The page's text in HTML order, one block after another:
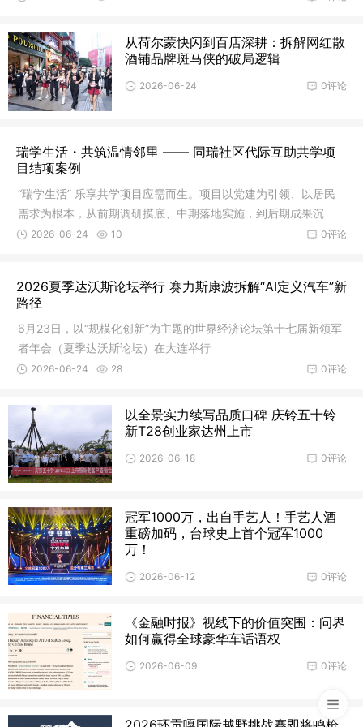
从荷尔蒙快闪到百店深耕：拆解网红散
酒铺品牌斑马侠的破局逻辑
0评论
2026-06-24
瑞学生活・共筑温情邻里 —— 同瑞社区代际互助共学项
目结项案例
“瑞学生活” 乐享共学项目应需而生。项目以党建为引领、以居民
需求为根本，从前期调研摸底、中期落地实施，到后期成果沉
淀，一步步搭建起代际互助的暖心桥梁，让社区真正成为有温0评论
2026-06-24 10
2026夏季达沃斯论坛举行 赛力斯康波拆解“AI定义汽车”新
路径
6月23日，以“规模化创新”为主题的世界经济论坛第十七届新领军
者年会（夏季达沃斯论坛）在大连举行
0评论
2026-06-24 28
以全景实力续写品质口碑 庆铃五十铃
新T28创业家达州上市
0评论
2026-06-18
冠军1000万，出自手艺人！手艺人酒
重磅加码，台球史上首个冠军1000
万！
0评论
2026-06-12
《金融时报》视线下的价值突围：问界
如何赢得全球豪华车话语权
0评论
2026-06-09